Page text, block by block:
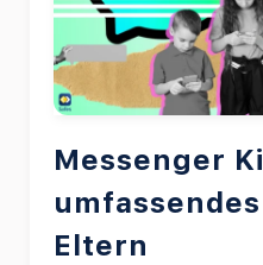
Messenger
Eltern